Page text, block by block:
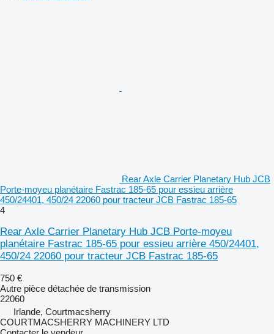
Rear Axle Carrier Planetary Hub JCB
Porte-moyeu planétaire Fastrac 185-65 pour essieu arrière
450/24401, 450/24 22060 pour tracteur JCB Fastrac 185-65
4
Rear Axle Carrier Planetary Hub JCB Porte-moyeu
planétaire Fastrac 185-65 pour essieu arrière 450/24401,
450/24 22060 pour tracteur JCB Fastrac 185-65
750 €
Autre pièce détachée de transmission
22060
Irlande, Courtmacsherry
COURTMACSHERRY MACHINERY LTD